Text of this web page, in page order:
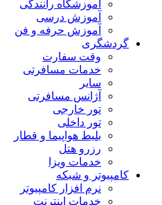
آموزشگاه رانندگی
آموزش درسی
آموزش حرفه و فن
گردشگری
وقت سفارت
خدمات مسافرتی
سایر
آژانس مسافرتی
تور خارجی
تور داخلی
بلیط هواپیما و قطار
رزرو هتل
خدمات ویزا
کامپیوتر و شبکه
نرم افزار کامپیوتر
خدمات اینترنت